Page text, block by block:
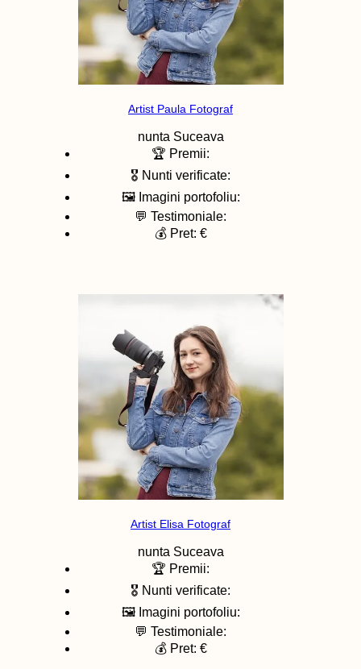
Artist Paula Fotograf
nunta Suceava
🏆 Premii:
🎖️ Nunti verificate:
🖼️ Imagini portofoliu:
💬 Testimoniale:
💰 Pret: €
Artist Elisa Fotograf
nunta Suceava
🏆 Premii:
🎖️ Nunti verificate:
🖼️ Imagini portofoliu:
💬 Testimoniale:
💰 Pret: €